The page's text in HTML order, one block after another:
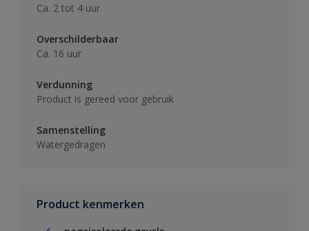
Ca. 2 tot 4 uur
Overschilderbaar
Ca. 16 uur
Verdunning
Product is gereed voor gebruik
Samenstelling
Watergedragen
Product kenmerken